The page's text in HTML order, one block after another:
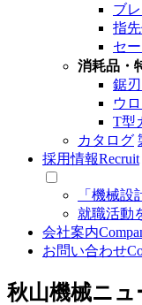
ブ
指
セ
消耗品・
鋸
ウ
T型
カタログ
採用情報Recruit
「機械
就職活動
会社案内
お問い合わせ
秋山機械ニ